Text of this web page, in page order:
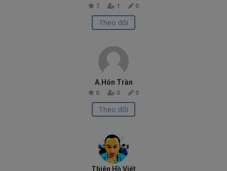
7 1 0
Theo dõi
A.Hón Trần
0 0 0
Theo dõi
Thiên Hồ Viết